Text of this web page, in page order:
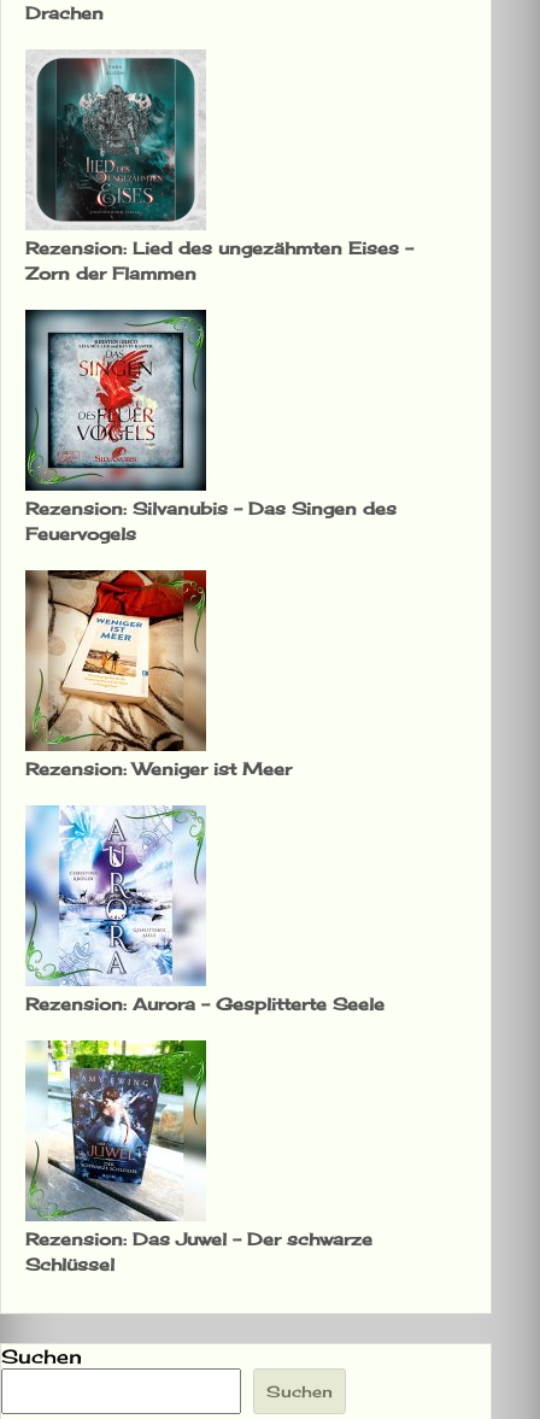
Drachen
Rezension: Lied des ungezähmten Eises –
Zorn der Flammen
Rezension: Silvanubis – Das Singen des
Feuervogels
Rezension: Weniger ist Meer
Rezension: Aurora – Gesplitterte Seele
Rezension: Das Juwel – Der schwarze
Schlüssel
Suchen
Suchen